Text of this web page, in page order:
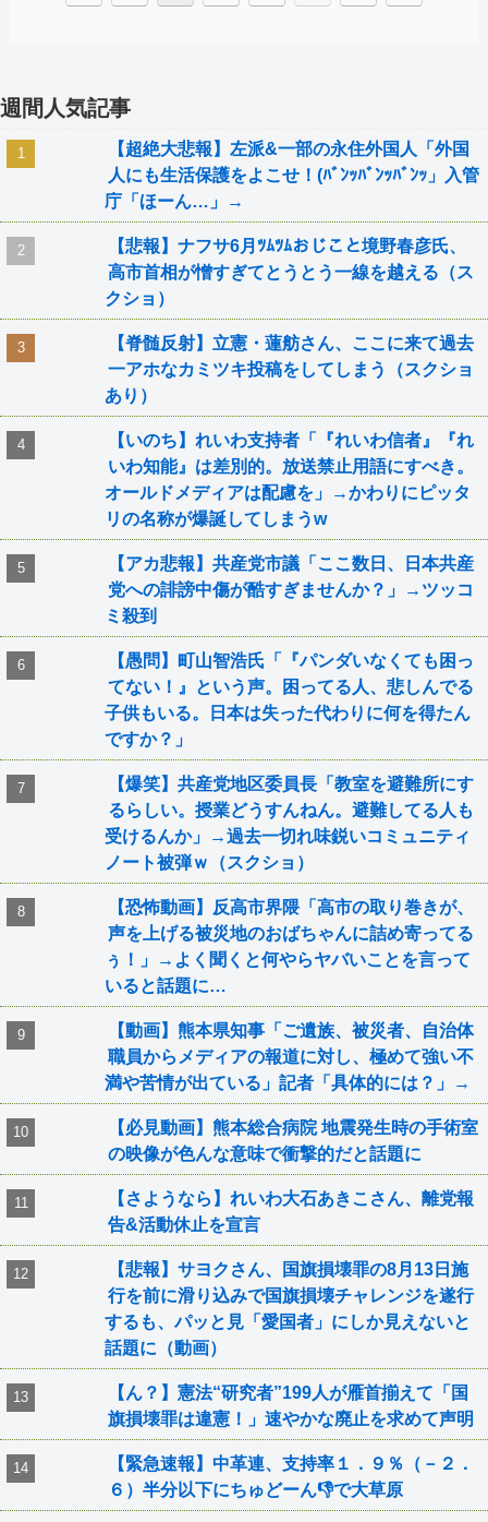
週間人気記事
【超絶大悲報】左派&一部の永住外国人「外国
人にも生活保護をよこせ！(ﾊﾞﾝｯﾊﾞﾝｯﾊﾞﾝｯ」入管
庁「ほーん…」→
【悲報】ナフサ6月ﾂﾑﾂﾑおじこと境野春彦氏、
高市首相が憎すぎてとうとう一線を越える（ス
クショ）
【脊髄反射】立憲・蓮舫さん、ここに来て過去
一アホなカミツキ投稿をしてしまう（スクショ
あり）
【いのち】れいわ支持者「『れいわ信者』『れ
いわ知能』は差別的。放送禁止用語にすべき。
オールドメディアは配慮を」→かわりにピッタ
リの名称が爆誕してしまうw
【アカ悲報】共産党市議「ここ数日、日本共産
党への誹謗中傷が酷すぎませんか？」→ツッコ
ミ殺到
【愚問】町山智浩氏「『パンダいなくても困っ
てない！』という声。困ってる人、悲しんでる
子供もいる。日本は失った代わりに何を得たん
ですか？」
【爆笑】共産党地区委員長「教室を避難所にす
るらしい。授業どうすんねん。避難してる人も
受けるんか」→過去一切れ味鋭いコミュニティ
ノート被弾ｗ（スクショ）
【恐怖動画】反高市界隈「高市の取り巻きが、
声を上げる被災地のおばちゃんに詰め寄ってる
ぅ！」→よく聞くと何やらヤバいことを言って
いると話題に…
【動画】熊本県知事「ご遺族、被災者、自治体
職員からメディアの報道に対し、極めて強い不
満や苦情が出ている」記者「具体的には？」→
【必見動画】熊本総合病院 地震発生時の手術室
の映像が色んな意味で衝撃的だと話題に
【さようなら】れいわ大石あきこさん、離党報
告&活動休止を宣言
【悲報】サヨクさん、国旗損壊罪の8月13日施
行を前に滑り込みで国旗損壊チャレンジを遂行
するも、パッと見「愛国者」にしか見えないと
話題に（動画）
【ん？】憲法“研究者”199人が雁首揃えて「国
旗損壊罪は違憲！」速やかな廃止を求めて声明
【緊急速報】中革連、支持率１．９％（－２．
６）半分以下にちゅどーん👎で大草原